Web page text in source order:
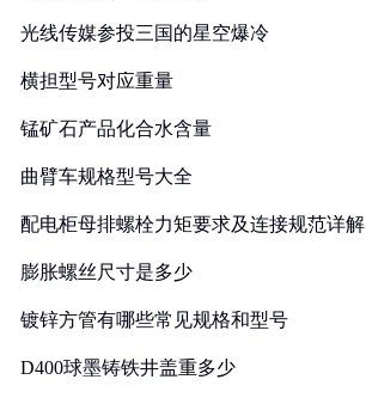
光线传媒参投三国的星空爆冷
横担型号对应重量
锰矿石产品化合水含量
曲臂车规格型号大全
配电柜母排螺栓力矩要求及连接规范详解
膨胀螺丝尺寸是多少
镀锌方管有哪些常见规格和型号
D400球墨铸铁井盖重多少